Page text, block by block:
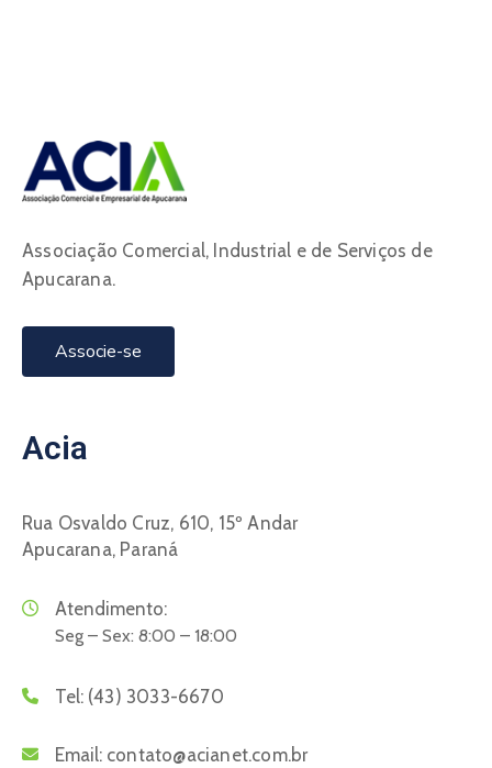
Associação Comercial, Industrial e de Serviços de
Apucarana.
Associe-se
Acia
Rua Osvaldo Cruz, 610, 15º Andar
Apucarana, Paraná
Atendimento:
Seg – Sex: 8:00 – 18:00
Tel: (43) 3033-6670
Email: contato@acianet.com.br